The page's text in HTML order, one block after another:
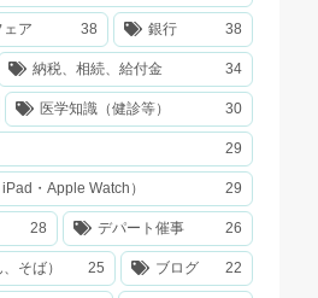
ア 38 銀行 38
納税、相続、給付金 34
医学知識（健診等） 30
29
・Apple Watch） 29
28 デパート催事 26
そば） 25 ブログ 22